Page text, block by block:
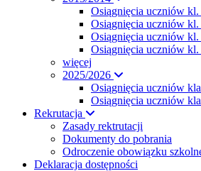
Osiągnięcia uczniów
Osiągnięcia uczniów
Osiągnięcia uczniów kl.
Osiągnięcia uczniów kl.
więcej
2025/2026
Osiągnięcia uczniów
Osiągnięcia uczniów
Rekrutacja
Zasady rektrutacji
Dokumenty do pobrania
Odroczenie obowiązku
Deklaracja dostępności